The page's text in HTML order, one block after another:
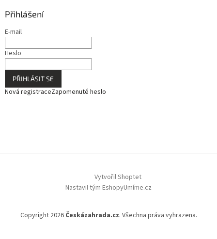
Přihlášení
E-mail
Heslo
PŘIHLÁSIT SE
Nová registraceZapomenuté heslo
Vytvořil Shoptet
Nastavil tým EshopyUmíme.cz
Copyright 2026 Českázahrada.cz. Všechna práva vyhrazena.